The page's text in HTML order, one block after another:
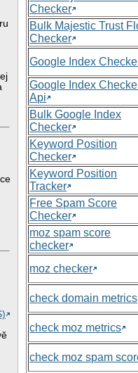
Checker
Bulk Majestic Trust
Checker
Google Index
Google Index
Api
Bulk Google Index
Checker
Keyword Position
Checker
Keyword Position
Tracker
Free Spam Score
Checker
moz spam score
checker
moz checker
check domain metrics
check moz metrics
check moz spam